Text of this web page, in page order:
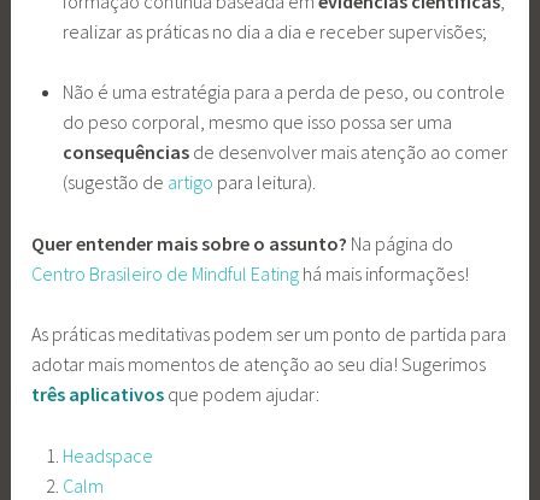
realizar as práticas no dia a dia e receber supervisões;
Não é uma estratégia para a perda de peso, ou controle
do peso corporal, mesmo que isso possa ser uma
consequênciasde desenvolver mais atenção ao comer
(sugestão de artigo para leitura).
Quer entender mais sobre o assunto? Na página do
Centro Brasileiro de Mindful Eating há mais informações!
As práticas meditativas podem ser um ponto de partida para
adotar mais momentos de atenção ao seu dia! Sugerimos
três aplicativos que podem ajudar:
Headspace
Calm